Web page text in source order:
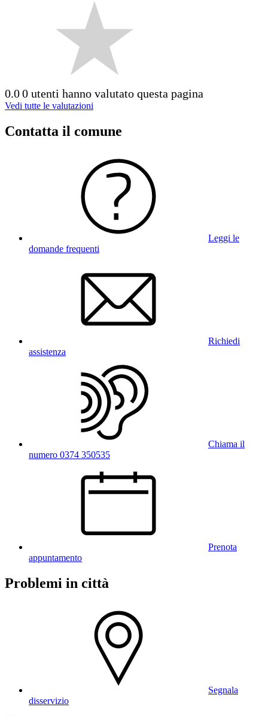
0.00 utenti hanno valutato questa pagina
Vedi tutte le valutazioni
Contatta il comune
Leggi le
domande frequenti
Richiedi
assistenza
Chiama il
numero 0374 350535
Prenota
appuntamento
Problemi in città
Segnala
disservizio